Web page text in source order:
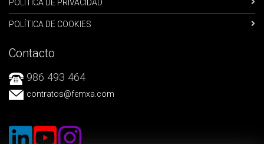
POLÍTICA DE PRIVACIDAD
POLÍTICA DE COOKIES
Contacto
986 493 464
contratos@femxa.com